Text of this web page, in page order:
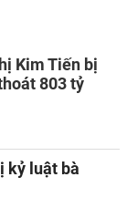
Kim Tiến bị
803 tỷ
kỷ luật bà